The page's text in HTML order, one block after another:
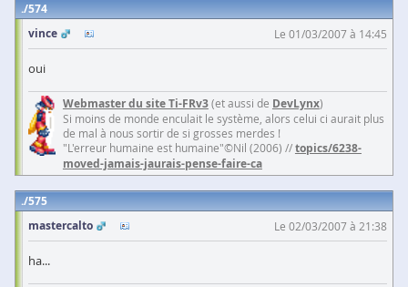
574
vince
Le 01/03/2007 à 14:45
oui
Webmaster du site Ti-FRv3(et aussi de DevLynx)
Si moins de monde enculait le système, alors celui ci aurait plus
de mal à nous sortir de si grosses merdes !
"L'erreur humaine est humaine"©Nil (2006) //topics/6238-
moved-jamais-jaurais-pense-faire-ca
575
mastercalto
Le 02/03/2007 à 21:38
ha...